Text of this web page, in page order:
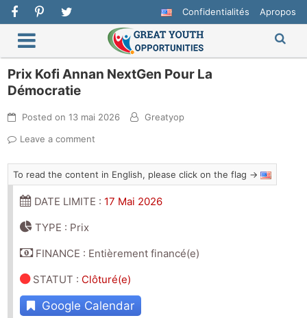
Confidentialités Apropos
Prix Kofi Annan NextGen Pour La
Démocratie
Posted on13 mai 2026
Greatyop
Leave a comment
To read the content in English, please click on the flag →
DATE LIMITE : 17 Mai 2026
TYPE : Prix
FINANCE : Entièrement financé(e)
STATUT : Clôturé(e)
Google Calendar